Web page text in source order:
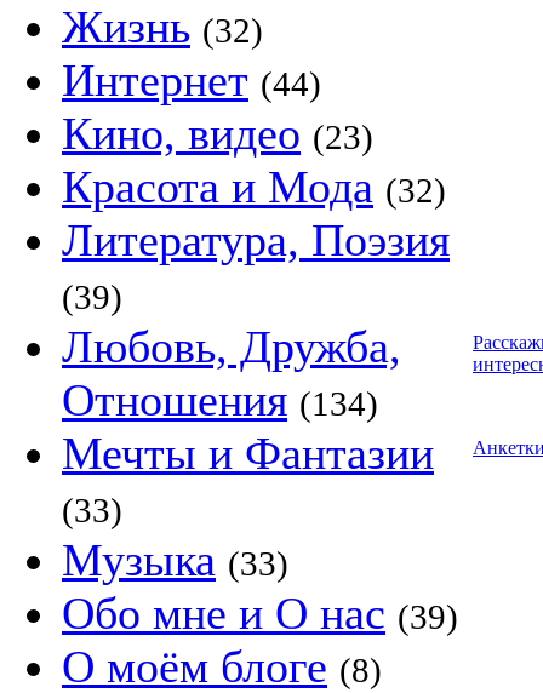
Жизнь (32)
Интернет (44)
Кино, видео (23)
Красота и Мода (32)
Литература, Поэзия
(39)
Любовь, Дружба,
Отношения (134)
Мечты и Фантазии
(33)
Музыка (33)
Обо мне и О нас (39)
О моём блоге (8)